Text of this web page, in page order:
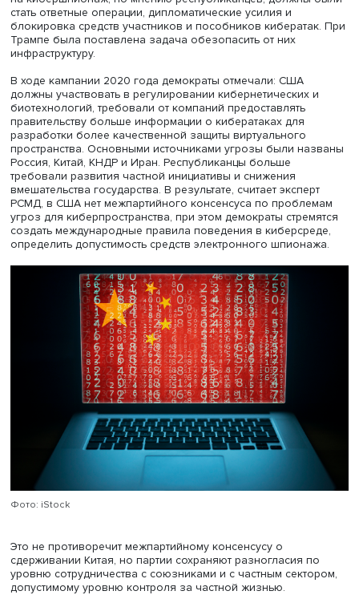
Программный менеджер Российского совета по
международным делам (РСМД) Константин Суховерхов
рассказал о позициях политических партий США
относительно технологического противостояния с
политики США. До появления трансграничного
виртуальной среде в середине 2000-х годов интернет
рассматривался Соединенными Штатами как
внутриполитическая проблема.
Сейчас, когда опасность киберугроз осознана, налицо
отличия в подходах республиканцев и демократов к их
купированию. Республиканцы считают виртуальное
пространство полем развития бизнеса и технологий
сектора, а демократы считают наиболее важным
регуляторной базы.
В предвыборной программе республиканцев в 2012
появился раздел о кибербезопасности, они
взаимодействии частного сектора с правительством
минимальном вмешательстве последнего в отрасль.
на кибершпионаж, по мнению республиканцев,
стать ответные операции, дипломатические усилия и
блокировка средств участников и пособников
Трампе была поставлена задача обезопасить от них
инфраструктуру.
В ходе кампании 2020 года демократы отмечали: США
должны участвовать в регулировании кибернетических
биотехнологий, требовали от компаний предоставлять
правительству больше информации о кибератаках для
разработки более качественной защиты виртуального
пространства. Основными источниками угрозы были
требовали развития частной инициативы и снижения
вмешательства государства. В результате, считает
РСМД, в США нет межпартийного консенсуса по
угроз для киберпространства, при этом демократы